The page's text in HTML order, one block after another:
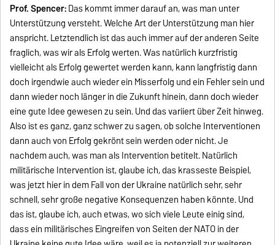
Prof. Spencer:Das kommt immer darauf an, was man unter
Unterstützung versteht. Welche Art der Unterstützung man hier
anspricht. Letztendlich ist das auch immer auf der anderen Seite
fraglich, was wir als Erfolg werten. Was natürlich kurzfristig
vielleicht als Erfolg gewertet werden kann, kann langfristig dann
doch irgendwie auch wieder ein Misserfolg und ein Fehler sein und
dann wieder noch länger in die Zukunft hinein, dann doch wieder
eine gute Idee gewesen zu sein. Und das variiert über Zeit hinweg.
Also ist es ganz, ganz schwer zu sagen, ob solche Interventionen
dann auch von Erfolg gekrönt sein werden oder nicht. Je
nachdem auch, was man als Intervention betitelt. Natürlich
militärische Intervention ist, glaube ich, das krasseste Beispiel,
was jetzt hier in dem Fall von der Ukraine natürlich sehr, sehr
schnell, sehr große negative Konsequenzen haben könnte. Und
das ist, glaube ich, auch etwas, wo sich viele Leute einig sind,
dass ein militärisches Eingreifen von Seiten der NATO in der